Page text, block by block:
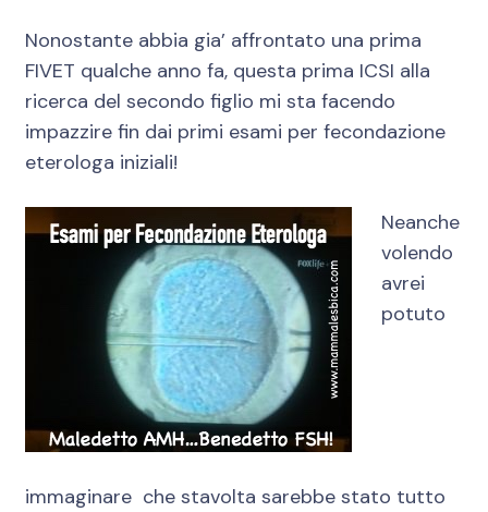
Nonostante abbia gia’ affrontato una prima
FIVET qualche anno fa, questa prima ICSI alla
ricerca del secondo figlio mi sta facendo
impazzire fin dai primi esami per fecondazione
eterologa iniziali!
Neanche
volendo
avrei
potuto
immaginare che stavolta sarebbe stato tutto